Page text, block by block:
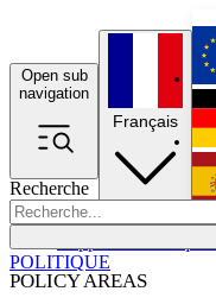
Open sub
navigation
Recherche
POLICY AREAS
Français
POLITIQUE